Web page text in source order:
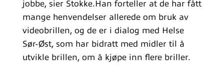
jobbe, sier Stokke.Han forteller at de har fått
mange henvendelser allerede om bruk av
videobrillen, og de er i dialog med Helse
Sør-Øst, som har bidratt med midler til å
utvikle brillen, om å kjøpe inn flere briller.